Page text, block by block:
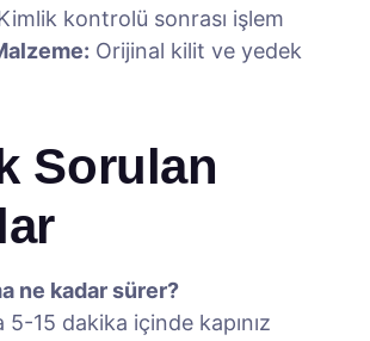
kontrolü sonrası işlem
Orijinal kilit ve yedek
Sorulan
ne kadar sürer?
5-15 dakika içinde kapınız